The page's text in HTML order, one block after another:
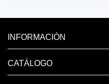
INFORMACIÓN
CATÁLOGO